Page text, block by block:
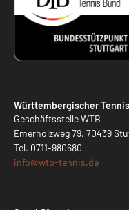
Württembergischer
Geschäftsstelle WTB
Emerholzweg 79, 70439
Tel. 0711-980680
info@wtb-tennis.de